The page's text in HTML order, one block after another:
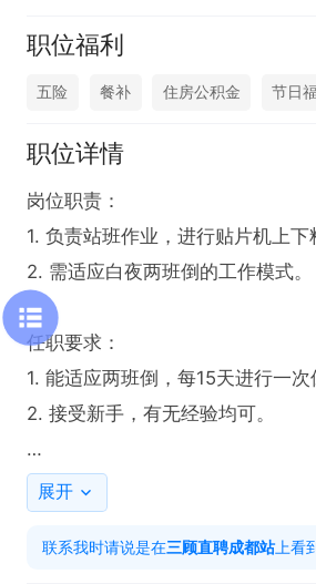
职位福利
五险 餐补 住房公积金 节日
职位详情
岗位职责：
1. 负责站班作业，进行贴片机上下
2. 需适应白夜两班倒的工作模式。
任职要求：
1. 能适应两班倒，每15天进行一次
2. 接受新手，有无经验均可。
工作时间：白班8:00-20:00，夜
展开
联系我时请说是在三顾直聘成都站上看